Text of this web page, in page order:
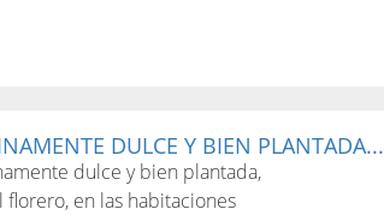
DULCE Y BIEN PLANTADA...
dulce y bien plantada,
florero, en las habitaciones